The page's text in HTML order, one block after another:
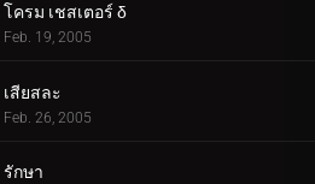
โครม เชสเตอร์ δ
Feb. 19, 2005
เสียสละ
Feb. 26, 2005
รักษา